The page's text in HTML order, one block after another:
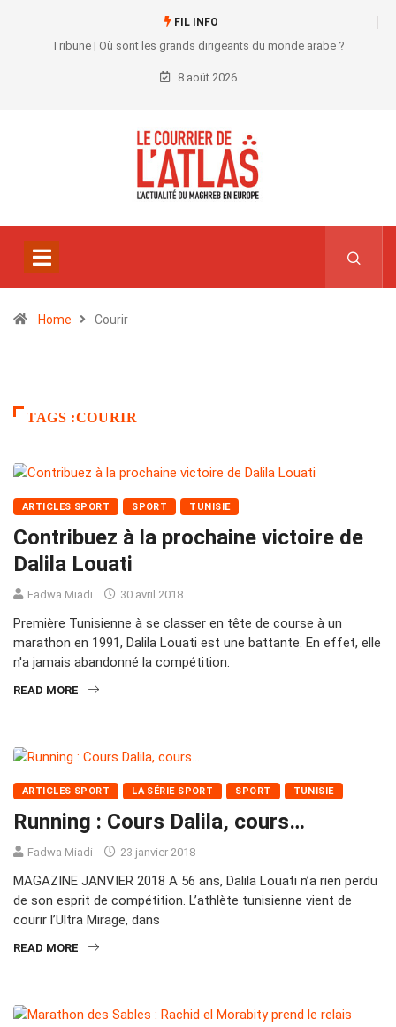
FIL INFO
Tribune | Où sont les grands dirigeants du monde arabe ?
8 août 2026
Home Courir
TAGS :COURIR
ARTICLES SPORT SPORT TUNISIE
Contribuez à la prochaine victoire de
Dalila Louati
Fadwa Miadi 30 avril 2018
Première Tunisienne à se classer en tête de course à un
marathon en 1991, Dalila Louati est une battante. En effet, elle
n'a jamais abandonné la compétition.
READ MORE
ARTICLES SPORT LA SÉRIE SPORT SPORT TUNISIE
Running : Cours Dalila, cours…
Fadwa Miadi 23 janvier 2018
MAGAZINE JANVIER 2018 A 56 ans, Dalila Louati n’a rien perdu
de son esprit de compétition. L’athlète tunisienne vient de
courir l’Ultra Mirage, dans
READ MORE